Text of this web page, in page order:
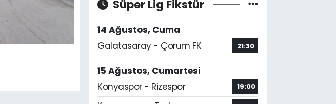
Süper Lig Fikstür
14 Ağustos, Cuma
Galatasaray - Çorum FK
21:30
15 Ağustos, Cumartesi
Konyaspor - Rizespor
19:00